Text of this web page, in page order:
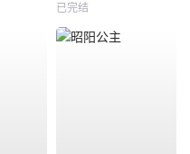
已完结